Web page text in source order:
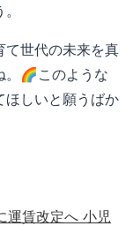
て世代の未来を真
。🌈このような
ほしいと願うばか
運賃改定へ 小児